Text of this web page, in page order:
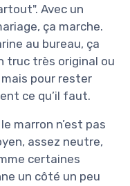
Avec un
ça marche.
au bureau, ça
truc très original ou
mais pour rester
ce qu’il faut.
marron n’est pas
assez neutre,
certaines
un côté un peu